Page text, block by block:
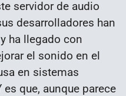
servidor de audio
desarrolladores han
ha llegado con
el sonido en el
en sistemas
que, aunque parece